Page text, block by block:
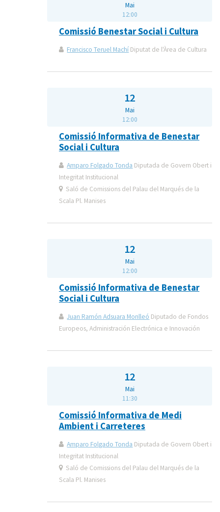
Mai
12:00
Comissió Benestar Social i Cultura
Francisco Teruel Machí Diputat de l'Àrea de Cultura
12
Mai
12:00
Comissió Informativa de Benestar
Social i Cultura
Amparo Folgado Tonda Diputada de Govern Obert i
Integritat Institucional
Saló de Comissions del Palau del Marqués de la
Scala Pl. Manises
12
Mai
12:00
Comissió Informativa de Benestar
Social i Cultura
Juan Ramón Adsuara Monlleó Diputado de Fondos
Europeos, Administración Electrónica e Innovación
12
Mai
11:30
Comissió Informativa de Medi
Ambient i Carreteres
Amparo Folgado Tonda Diputada de Govern Obert i
Integritat Institucional
Saló de Comissions del Palau del Marqués de la
Scala Pl. Manises